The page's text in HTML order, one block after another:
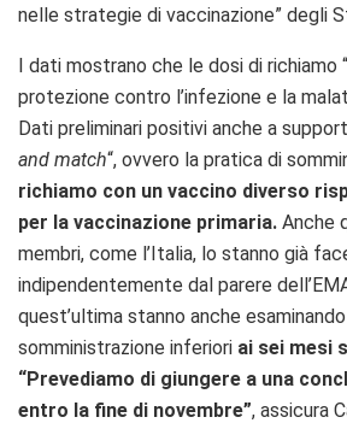
nelle strategie di vaccinazione” degli
I dati mostrano che le dosi di richiamo
protezione contro l’infezione e la
Dati preliminari positivi anche a
and match“, ovvero la pratica di
richiamo con un vaccino diverso
per la vaccinazione primaria. Anche
membri, come l’Italia, lo stanno già
indipendentemente dal parere
quest’ultima stanno anche
somministrazione inferiori ai sei mesi
“Prevediamo di giungere a una
entro la fine di novembre”, assicura